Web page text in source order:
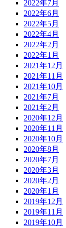
2022年7月
2022年6月
2022年5月
2022年4月
2022年2月
2022年1月
2021年12月
2021年11月
2021年10月
2021年7月
2021年2月
2020年12月
2020年11月
2020年10月
2020年8月
2020年7月
2020年3月
2020年2月
2020年1月
2019年12月
2019年11月
2019年10月